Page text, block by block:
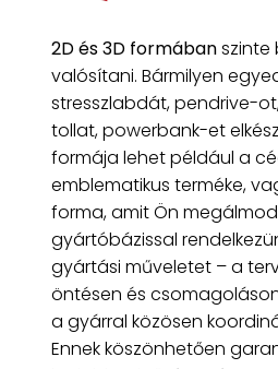
2D és 3D formábanszinte
valósítani. Bármilyen
stresszlabdát, pendrive-
tollat, powerbank-et
formája lehet például a
emblematikus terméke,
forma, amit Ön
gyártóbázissal
gyártási műveletet – a
öntésen és
a gyárral közösen
Ennek köszönhetően